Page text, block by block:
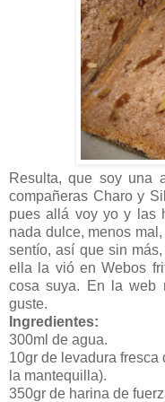
Resulta, que soy una
compañeras Charo y
pues allá voy yo y las
nada dulce, menos
sentío, así que sin
ella la vió en Webos
cosa suya. En la web
guste.
Ingredientes:
300ml de agua.
10gr de levadura fresca
la mantequilla).
350gr de harina de